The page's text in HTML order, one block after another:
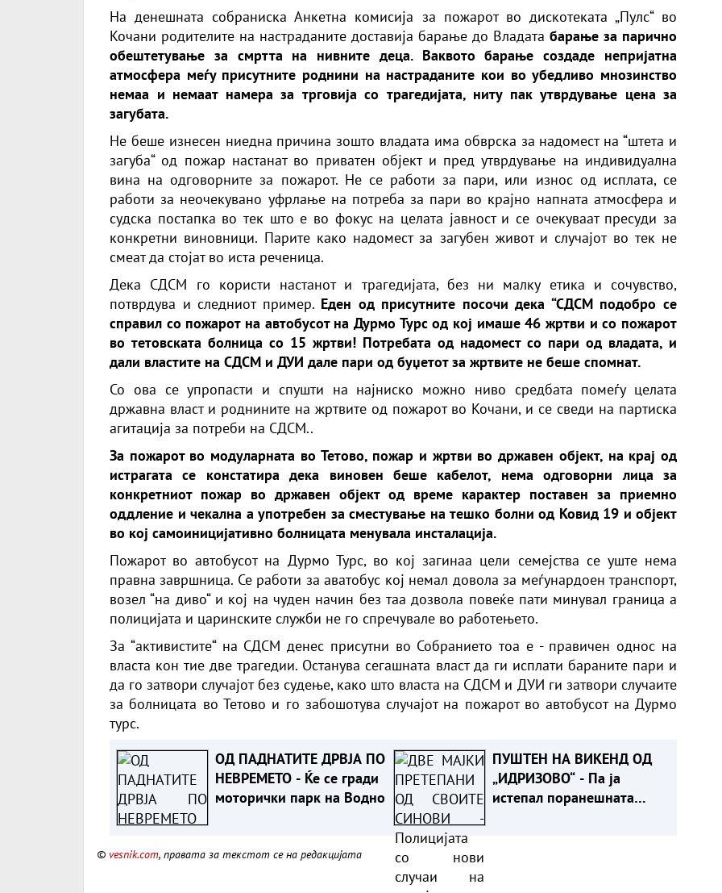
На денешната собраниска Анкетна комисија за пожарот во дискотеката „Пулс“ во
Кочани родителите на настраданите доставија барање до Владата барање за парично
обештетување за смртта на нивните деца. Ваквото барање создаде непријатна
атмосфера меѓу присутните роднини на настраданите кои во убедливо мнозинство
немаа и немаат намера за трговија со трагедијата, ниту пак утврдување цена за
загубата.
Не беше изнесен ниедна причина зошто владата има обврска за надомест на “штета и
загуба“ од пожар настанат во приватен објект и пред утврдување на индивидуална
вина на одговорните за пожарот. Не се работи за пари, или износ од исплата, се
работи за неочекувано уфрлање на потреба за пари во крајно напната атмосфера и
судска постапка во тек што е во фокус на целата јавност и се очекуваат пресуди за
конкретни виновници. Парите како надомест за загубен живот и случајот во тек не
смеат да стојат во иста реченица.
Дека СДСМ го користи настанот и трагедијата, без ни малку етика и сочувство,
потврдува и следниот пример. Еден од присутните посочи дека “СДСМ подобро се
справил со пожарот на автобусот на Дурмо Турс од кој имаше 46 жртви и со пожарот
во тетовската болница со 15 жртви! Потребата од надомест со пари од владата, и
дали властите на СДСМ и ДУИ дале пари од буџетот за жртвите не беше спомнат.
Со ова се упропасти и спушти на најниско можно ниво средбата помеѓу целата
државна власт и роднините на жртвите од пожарот во Кочани, и се сведи на партиска
агитација за потреби на СДСМ..
За пожарот во модуларната во Тетово, пожар и жртви во државен објект, на крај од
истрагата се констатира дека виновен беше кабелот, нема одговорни лица за
конкретниот пожар во државен објект од време карактер поставен за приемно
оддление и чекална а употребен за сместување на тешко болни од Ковид 19 и објект
во кој самоиницијативно болницата менувала инсталација.
Пожарот во автобусот на Дурмо Турс, во кој загинаа цели семејства се уште нема
правна завршница. Се работи за аватобус кој немал довола за меѓунардоен транспорт,
возел “на диво“ и кој на чуден начин без таа дозвола повеќе пати минувал граница а
полицијата и царинските служби не го спречувале во работењето.
За “активистите“ на СДСМ денес присутни во Собранието тоа е - правичен однос на
власта кон тие две трагедии. Останува сегашната власт да ги исплати бараните пари и
да го затвори случајот без судење, како што власта на СДСМ и ДУИ ги затвори случаите
за болницата во Тетово и го забошотува случајот на пожарот во автобусот на Дурмо
турс.
ОД ПАДНАТИТЕ ДРВЈА ПО
НЕВРЕМЕТО - Ќе се гради
моторички парк на Водно
ПУШТЕН НА ВИКЕНД ОД
„ИДРИЗОВО“ - Па ја
истепал поранешната
© vesnik.com, правата за текстот се на редакцијата